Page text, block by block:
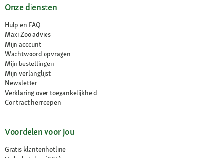
Onze diensten
Hulp en FAQ
Maxi Zoo advies
Mijn account
Wachtwoord opvragen
Mijn bestellingen
Mijn verlanglijst
Newsletter
Verklaring over toegankelijkheid
Contract herroepen
Voordelen voor jou
Gratis klantenhotline